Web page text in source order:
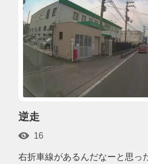
逆走
16
右折車線があるんだなーと思っ